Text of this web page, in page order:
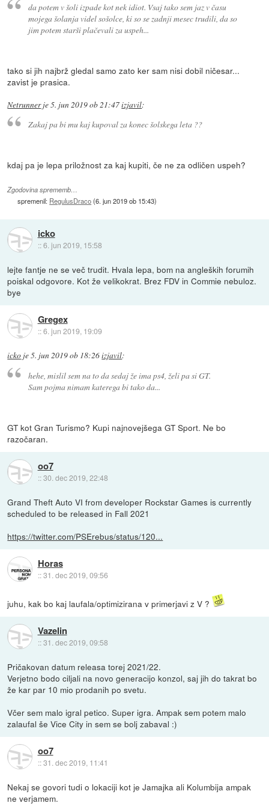
da potem v šoli izpade kot nek idiot. Vsaj tako sem jaz v času
mojega šolanja videl sošolce, ki so se zadnji mesec trudili, da so
jim potem starši plačevali za uspeh...
tako si jih najbrž gledal samo zato ker sam nisi dobil ničesar...
zavist je prasica.
Netrunnerje5. jun 2019 ob 21:47izjavil:
Zakaj pa bi mu kaj kupoval za konec šolskega leta ??
kdaj pa je lepa priložnost za kaj kupiti, če ne za odličen uspeh?
Zgodovina sprememb…
spremenil: RegulusDraco(6. jun 2019 ob 15:43)
icko
::6. jun 2019, 15:58
lejte fantje ne se več trudit. Hvala lepa, bom na angleških forumih
poiskal odgovore. Kot že velikokrat. Brez FDV in Commie nebuloz.
bye
Gregex
::6. jun 2019, 19:09
icko je5. jun 2019 ob 18:26izjavil:
hehe, mislil sem na to da sedaj že ima ps4, želi pa si GT.
Sam pojma nimam katerega bi tako da...
GT kot Gran Turismo? Kupi najnovejšega GT Sport. Ne bo
razočaran.
oo7
::30. dec 2019, 22:48
Grand Theft Auto VI from developer Rockstar Games is currently
scheduled to be released in Fall 2021
https://twitter.com/PSErebus/status/120...
Horas
::31. dec 2019, 09:56
juhu, kak bo kaj laufala/optimizirana v primerjavi z V ?
Vazelin
::31. dec 2019, 09:58
Pričakovan datum releasa torej 2021/22.
Verjetno bodo ciljali na novo generacijo konzol, saj jih do takrat bo
že kar par 10 mio prodanih po svetu.
Včer sem malo igral petico. Super igra. Ampak sem potem malo
zalaufal še Vice City in sem se bolj zabaval :)
oo7
::31. dec 2019, 11:41
Nekaj se govori tudi o lokaciji kot je Jamajka ali Kolumbija ampak
ne verjamem.